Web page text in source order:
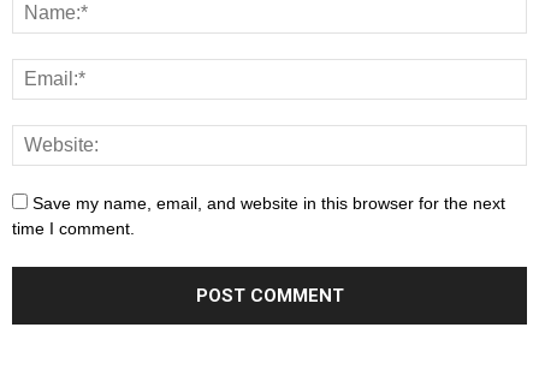
Save my name, email, and website in this browser for the next
time I comment.